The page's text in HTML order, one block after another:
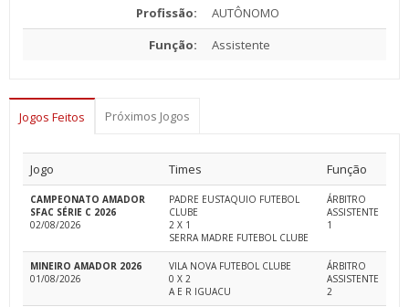
Profissão:
AUTÔNOMO
Função:
Assistente
Jogos Feitos Próximos Jogos
Jogo Times Função
CAMPEONATO AMADOR
SFAC SÉRIE C 2026
02/08/2026
PADRE EUSTAQUIO FUTEBOL
CLUBE
2 X 1
SERRA MADRE FUTEBOL CLUBE
ÁRBITRO
ASSISTENTE
1
MINEIRO AMADOR 2026
01/08/2026
VILA NOVA FUTEBOL CLUBE
0 X 2
A E R IGUACU
ÁRBITRO
ASSISTENTE
2